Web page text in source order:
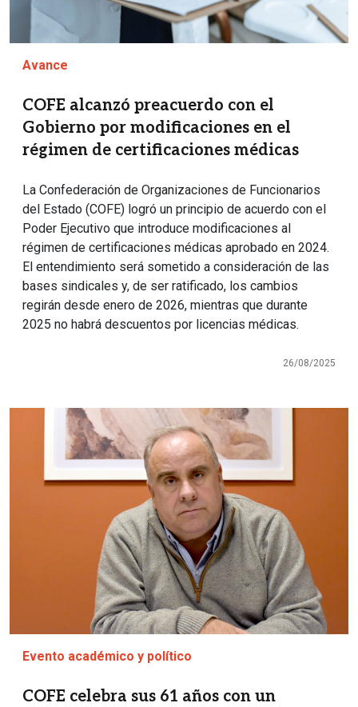
Avance
COFE alcanzó preacuerdo con el
Gobierno por modificaciones en el
régimen de certificaciones médicas
La Confederación de Organizaciones de Funcionarios
del Estado (COFE) logró un principio de acuerdo con el
Poder Ejecutivo que introduce modificaciones al
régimen de certificaciones médicas aprobado en 2024.
El entendimiento será sometido a consideración de las
bases sindicales y, de ser ratificado, los cambios
regirán desde enero de 2026, mientras que durante
2025 no habrá descuentos por licencias médicas.
26/08/2025
Imagen
Evento académico y político
COFE celebra sus 61 años con un